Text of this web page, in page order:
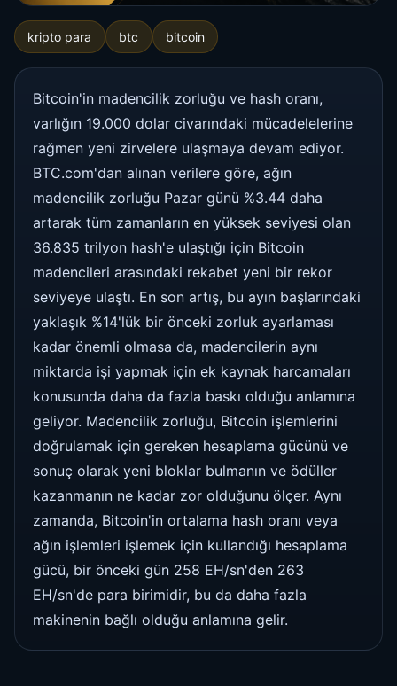
kripto para btc bitcoin
Bitcoin'in madencilik zorluğu ve hash oranı,
varlığın 19.000 dolar civarındaki mücadelelerine
rağmen yeni zirvelere ulaşmaya devam ediyor.
BTC.com'dan alınan verilere göre, ağın
madencilik zorluğu Pazar günü %3.44 daha
artarak tüm zamanların en yüksek seviyesi olan
36.835 trilyon hash'e ulaştığı için Bitcoin
madencileri arasındaki rekabet yeni bir rekor
seviyeye ulaştı. En son artış, bu ayın başlarındaki
yaklaşık %14'lük bir önceki zorluk ayarlaması
kadar önemli olmasa da, madencilerin aynı
miktarda işi yapmak için ek kaynak harcamaları
konusunda daha da fazla baskı olduğu anlamına
geliyor. Madencilik zorluğu, Bitcoin işlemlerini
doğrulamak için gereken hesaplama gücünü ve
sonuç olarak yeni bloklar bulmanın ve ödüller
kazanmanın ne kadar zor olduğunu ölçer. Aynı
zamanda, Bitcoin'in ortalama hash oranı veya
ağın işlemleri işlemek için kullandığı hesaplama
gücü, bir önceki gün 258 EH/sn'den 263
EH/sn'de para birimidir, bu da daha fazla
makinenin bağlı olduğu anlamına gelir.